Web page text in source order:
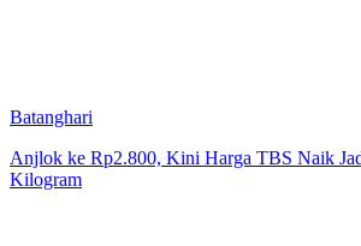
Batanghari
Anjlok ke Rp2.800, Kini Harga TBS Naik
Kilogram